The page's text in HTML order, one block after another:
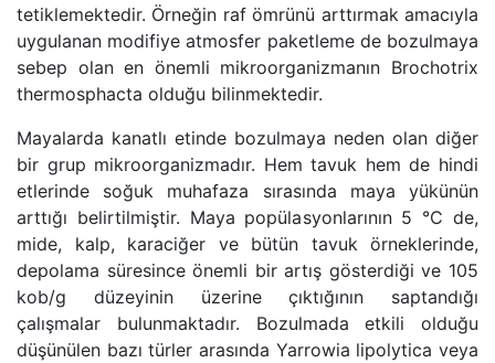
tetiklemektedir. Örneğin raf ömrünü arttırmak amacıyla
uygulanan modifiye atmosfer paketleme de bozulmaya
sebep olan en önemli mikroorganizmanın Brochotrix
thermosphacta olduğu bilinmektedir.
Mayalarda kanatlı etinde bozulmaya neden olan diğer
bir grup mikroorganizmadır. Hem tavuk hem de hindi
etlerinde soğuk muhafaza sırasında maya yükünün
arttığı belirtilmiştir. Maya popülasyonlarının 5 °C de,
mide, kalp, karaciğer ve bütün tavuk örneklerinde,
depolama süresince önemli bir artış gösterdiği ve 105
kob/g düzeyinin üzerine çıktığının saptandığı
çalışmalar bulunmaktadır. Bozulmada etkili olduğu
düşünülen bazı türler arasında Yarrowia lipolytica veya